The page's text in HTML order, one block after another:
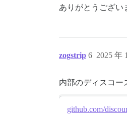
ありがとうござい
zogstrip 2025 年
6
内部のディスコー
github.com/